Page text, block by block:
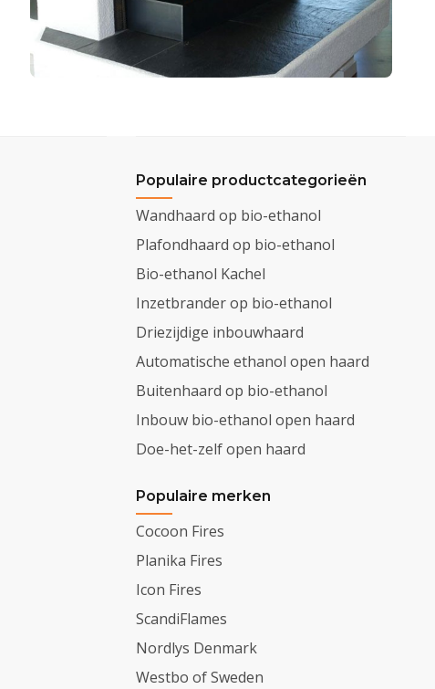
Populaire productcategorieën
Wandhaard op bio-ethanol
Plafondhaard op bio-ethanol
Bio-ethanol Kachel
Inzetbrander op bio-ethanol
Driezijdige inbouwhaard
Automatische ethanol open haard
Buitenhaard op bio-ethanol
Inbouw bio-ethanol open haard
Doe-het-zelf open haard
Populaire merken
Cocoon Fires
Planika Fires
Icon Fires
ScandiFlames
Nordlys Denmark
Westbo of Sweden